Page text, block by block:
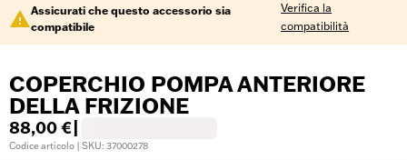
Assicurati che questo accessorio sia
compatibile
Verifica la
compatibilità
COPERCHIO POMPA ANTERIORE
DELLA FRIZIONE
88,00 €
Codice articolo | SKU: 37000278